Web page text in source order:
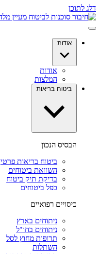
דלג לתוכן
אודות
אודות
המלצות
ביטוח בריאות
הבסיס הנכון
ביטוח בריאות פרטי
השוואת ביטוחים
בדיקת תיק ביטוח
כפל ביטוחים
כיסויים רפואיים
ניתוחים בארץ
ניתוחים בחו"ל
תרופות מחוץ לסל
השתלות